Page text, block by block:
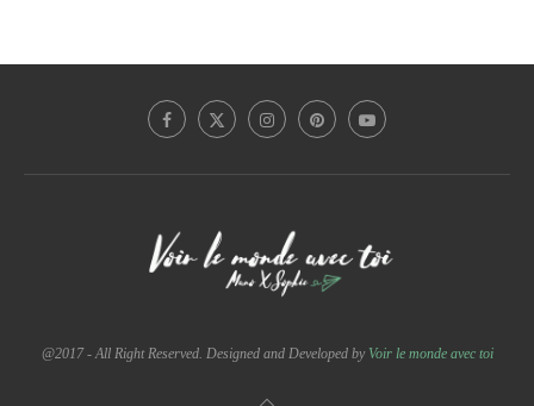
@2017 - All Right Reserved. Designed and Developed by Voir le monde avec toi